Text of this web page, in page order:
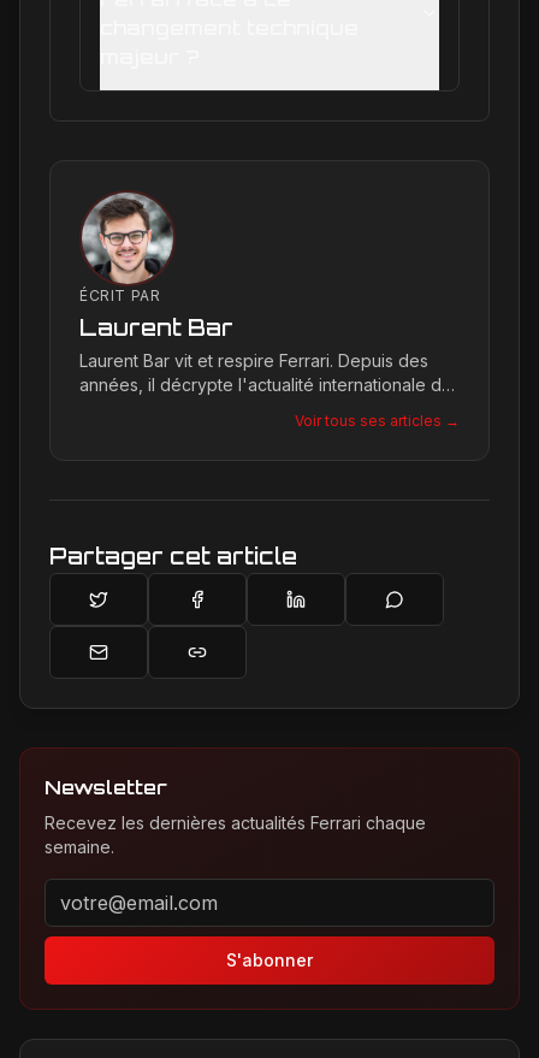
ÉCRIT PAR
Laurent Bar
Laurent Bar vit et respire Ferrari. Depuis des
années, il décrypte l'actualité internationale du
détails qui façonnent la légende de la marque.
Son site, Ferrari Passion, est le reflet de son
Maranello.
Voir tous ses articles →
Partager cet article
Newsletter
Recevez les dernières actualités Ferrari chaque
semaine.
Adresse email pour la newsletter
S'abonner